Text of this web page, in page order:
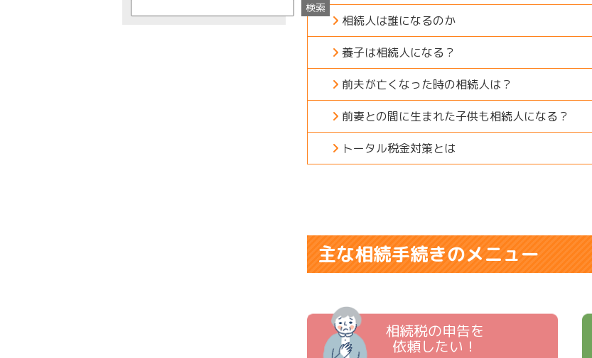
相続人は誰になるのか
養子は相続人になる？
前夫が亡くなった時の相続人は？
前妻との間に生まれた子供も相続人になる？
トータル税金対策とは
主な相続手続きのメニュー
相続税の申告を
依頼したい！
検索